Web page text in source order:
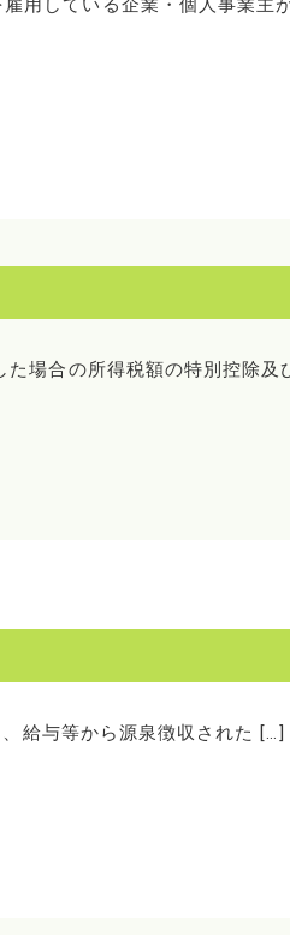
用している企業・個人事業主
場合の所得税額の特別控除及
給与等から源泉徴収された […]